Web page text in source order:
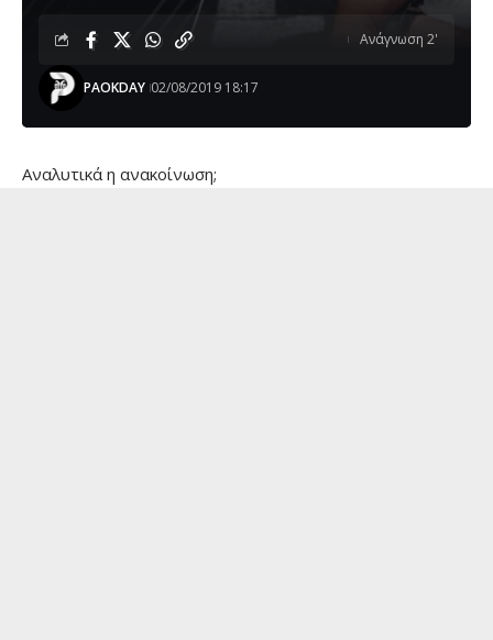
PAOKDAY 02/08/2019 18:17
Ανάγνωση 2'
Aναλυτικά η ανακοίνωση;